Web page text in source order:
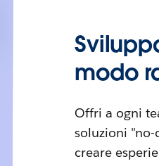
modo
Offri a ogni
soluzioni "no-
creare